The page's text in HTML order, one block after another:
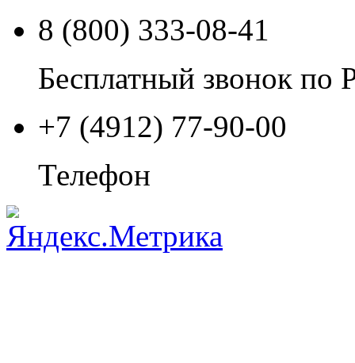
8 (800) 333-08-41
Бесплатный звонок по
+7 (4912) 77-90-00
Телефон